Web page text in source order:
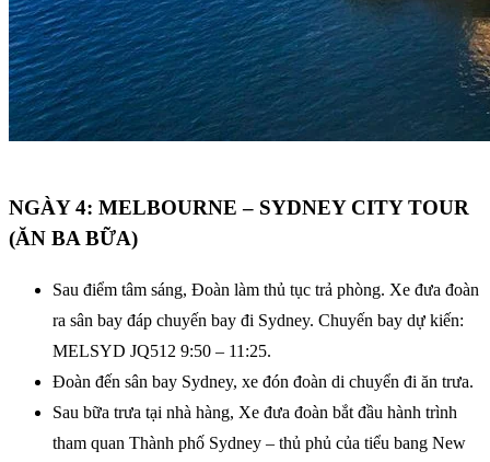
NGÀY 4: MELBOURNE – SYDNEY CITY TOUR
(ĂN BA BỮA)
Sau điểm tâm sáng, Đoàn làm thủ tục trả phòng. Xe đưa đoàn
ra sân bay đáp chuyến bay đi Sydney. Chuyến bay dự kiến:
MELSYD JQ512 9:50 – 11:25.
Đoàn đến sân bay Sydney, xe đón đoàn di chuyển đi ăn trưa.
Sau bữa trưa tại nhà hàng, Xe đưa đoàn bắt đầu hành trình
tham quan Thành phố Sydney – thủ phủ của tiểu bang New